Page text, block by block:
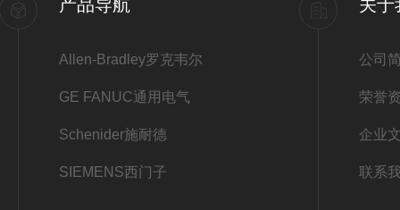
产品导航
Allen-Bradley罗克韦尔
GE FANUC通用电气
Schenider施耐德
SIEMENS西门子
关于
公司
荣誉
企业
联系